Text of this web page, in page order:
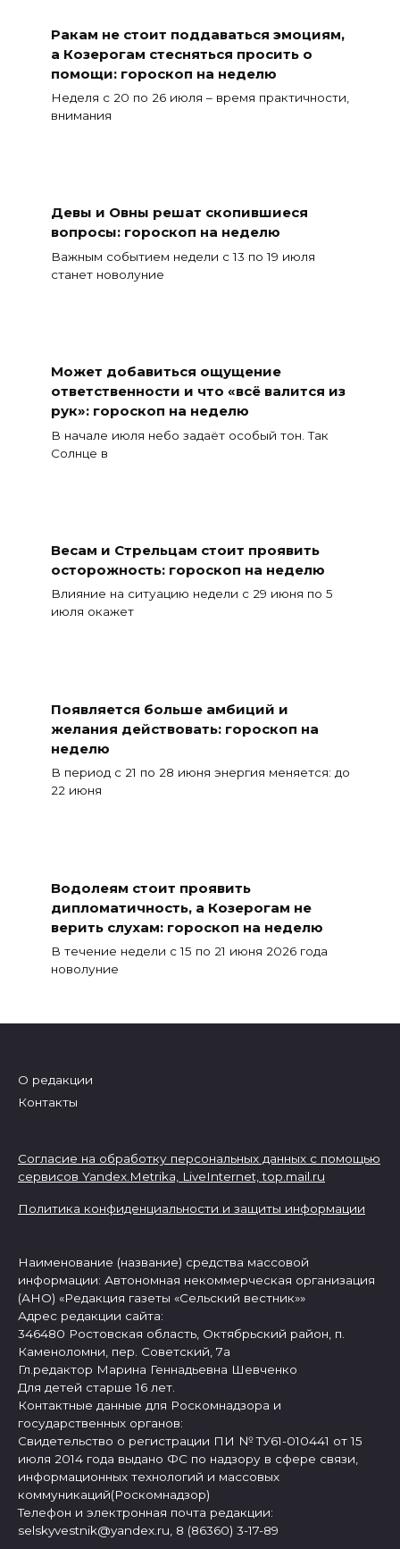
Ракам не стоит поддаваться эмоциям,
а Козерогам стесняться просить о
помощи: гороскоп на неделю
Неделя с 20 по 26 июля – время практичности,
внимания
Девы и Овны решат скопившиеся
вопросы: гороскоп на неделю
Важным событием недели с 13 по 19 июля
станет новолуние
Может добавиться ощущение
ответственности и что «всё валится из
рук»: гороскоп на неделю
В начале июля небо задаёт особый тон. Так
Солнце в
Весам и Стрельцам стоит проявить
осторожность: гороскоп на неделю
Влияние на ситуацию недели с 29 июня по 5
июля окажет
Появляется больше амбиций и
желания действовать: гороскоп на
неделю
В период с 21 по 28 июня энергия меняется: до
22 июня
Водолеям стоит проявить
дипломатичность, а Козерогам не
верить слухам: гороскоп на неделю
В течение недели с 15 по 21 июня 2026 года
новолуние
О редакции
Контакты
Согласие на обработку персональных данных с помощью
сервисов Yandex.Metrika, LiveInternet,top.mail.ru
Политика конфиденциальности и защиты информации
Наименование (название) средства массовой
информации: Автономная некоммерческая организация
(АНО) «Редакция газеты «Сельский вестник»»
Адрес редакции сайта:
346480 Ростовская область, Октябрьский район, п.
Каменоломни, пер. Советский, 7а
Гл.редактор Марина Геннадьевна Шевченко
Для детей старше 16 лет.
Контактные данные для Роскомнадзора и
государственных органов:
Свидетельство о регистрации ПИ № ТУ61-010441 от 15
июля 2014 года выдано ФС по надзору в сфере связи,
информационных технологий и массовых
коммуникаций(Роскомнадзор)
Телефон и электронная почта редакции:
selskyvestnik@yandex.ru, 8 (86360) 3-17-89